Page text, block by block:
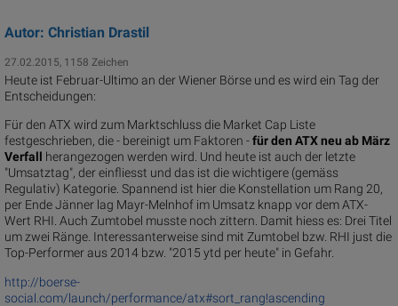
Autor: Christian Drastil
27.02.2015, 1158 Zeichen
Heute ist Februar-Ultimo an der Wiener Börse und es wird ein Tag der
Entscheidungen:
Für den ATX wird zum Marktschluss die Market Cap Liste
festgeschrieben, die - bereinigt um Faktoren -für den ATX neu ab März
Verfall herangezogen werden wird. Und heute ist auch der letzte
"Umsatztag", der einfliesst und das ist die wichtigere (gemäss
Regulativ) Kategorie. Spannend ist hier die Konstellation um Rang 20,
per Ende Jänner lag Mayr-Melnhof im Umsatz knapp vor dem ATX-
Wert RHI. Auch Zumtobel musste noch zittern. Damit hiess es: Drei Titel
um zwei Ränge. Interessanterweise sind mit Zumtobel bzw. RHI just die
Top-Performer aus 2014 bzw. "2015 ytd per heute" in Gefahr.
http://boerse-
social.com/launch/performance/atx#sort_rang!ascending